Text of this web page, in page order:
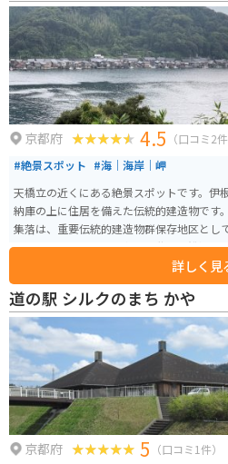
訪れる場合、道の駅には無料の駐車場が完
幅が狭く、カーブも多いので、運転には注意が必要です
いう独特の景観で知られています。 舟屋は
分が住居となっている建物のことで、伊根
す。 伊根町を訪れたら、ぜひ舟屋群を間近で見てみましょう。 遊覧船に乗れ
ば、海上から舟屋を見上げることもできます。 また、伊根町は、ブリ
などの新鮮な魚介類が有名です。 道の駅の
ぜひ味わってみてください。
京都府 4.5 （口コミ2件
#絶景スポット #海｜海岸｜岬
天橋立の近くにある絶景スポットです。伊
納庫の上に住居を備えた伝統的建造物です。 日本のヴェネツィアと呼ばれる
集落は、重要伝統的建造物群保存地区とし
も知られています。民家の１階は、船揚場
まま海上に出られるようになっています。 山と海が非常に近くレストランや
お土産やさんがある高台から絶景を見下ろ
リングするには快適な場所です。
詳しく見
道の駅 シルクのまち かや
京都府 5 （口コミ1件）